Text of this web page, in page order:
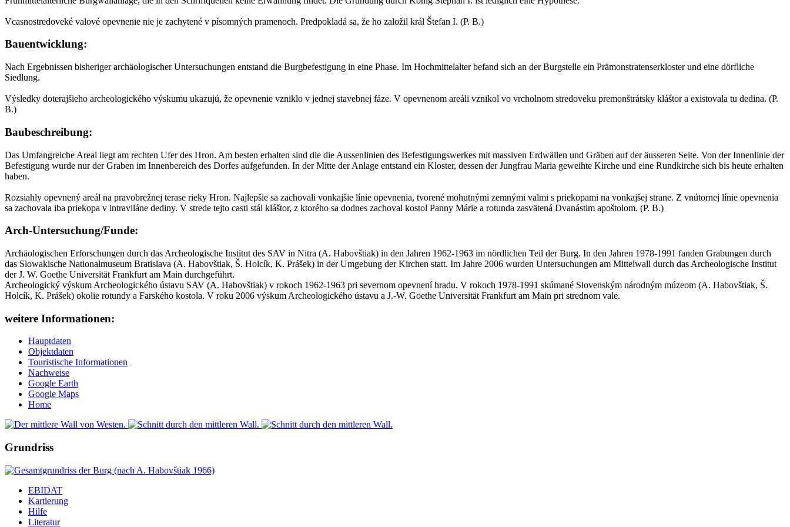
Vcasnostredoveké valové opevnenie nie je zachytené v písomných pramenoch. Predpokladá sa, že ho založil král Štefan I. (P. B.)
Bauentwicklung:
Nach Ergebnissen bisheriger archäologischer Untersuchungen entstand die Burgbefestigung in eine Phase. Im Hochmittelalter befand sich an der Burgstelle ein Prämonstratenserkloster und eine dörfliche
Siedlung.
Výsledky doterajšieho archeologického výskumu ukazujú, že opevnenie vzniklo v jednej stavebnej fáze. V opevnenom areáli vznikol vo vrcholnom stredoveku premonštrátsky kláštor a existovala tu dedina. (P.
B.)
Baubeschreibung:
Das Umfangreiche Areal liegt am rechten Ufer des Hron. Am besten erhalten sind die die Aussenlinien des Befestigungswerkes mit massiven Erdwällen und Gräben auf der äusseren Seite. Von der Innenlinie der
Befestigung wurde nur der Graben im Innenbereich des Dorfes aufgefunden. In der Mitte der Anlage entstand ein Kloster, dessen der Jungfrau Maria geweihte Kirche und eine Rundkirche sich bis heute erhalten
haben.
Rozsiahly opevnený areál na pravobrežnej terase rieky Hron. Najlepšie sa zachovali vonkajšie línie opevnenia, tvorené mohutnými zemnými valmi s priekopami na vonkajšej strane. Z vnútornej línie opevnenia
sa zachovala iba priekopa v intraviláne dediny. V strede tejto casti stál kláštor, z ktorého sa dodnes zachoval kostol Panny Márie a rotunda zasvätená Dvanástim apoštolom. (P. B.)
Arch-Untersuchung/Funde:
Archäologischen Erforschungen durch das Archeologische Institut des SAV in Nitra (A. Habovštiak) in den Jahren 1962-1963 im nördlichen Teil der Burg. In den Jahren 1978-1991 fanden Grabungen durch
das Slowakische Nationalmuseum Bratislava (A. Habovštiak, Š. Holcík, K. Prášek) in der Umgebung der Kirchen statt. Im Jahre 2006 wurden Untersuchungen am Mittelwall durch das Archeologische Institut
der J. W. Goethe Universität Frankfurt am Main durchgeführt.
Archeologický výskum Archeologického ústavu SAV (A. Habovštiak) v rokoch 1962-1963 pri severnom opevnení hradu. V rokoch 1978-1991 skúmané Slovenským národným múzeom (A. Habovštiak, Š.
Holcík, K. Prášek) okolie rotundy a Farského kostola. V roku 2006 výskum Archeologického ústavu a J.-W. Goethe Universität Frankfurt am Main pri strednom vale.
weitere Informationen:
Hauptdaten
Objektdaten
Touristische Informationen
Nachweise
Google Earth
Google Maps
Home
Grundriss
EBIDAT
Kartierung
Hilfe
Literatur